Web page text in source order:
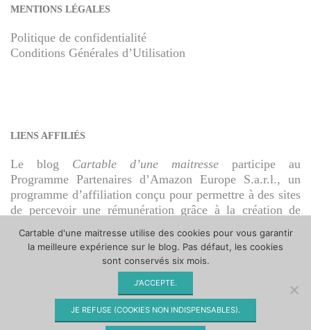
MENTIONS LÉGALES
Politique de confidentialité
Conditions Générales d’Utilisation
LIENS AFFILIÉS
Le blog Cartable d’une maitresse participe au
Programme Partenaires d’Amazon Europe S.a.r.l., un
programme d’affiliation conçu pour permettre à des sites
de percevoir une rémunération grâce à la création de
© Cartable d'une maitresse 2009 - 2026
Cartable d'une maitresse utilise des cookies pour vous garantir
la meilleure expérience sur le blog. Pas défaut, les cookies
sont conservés six mois.
J'ACCEPTE.
JE REFUSE (COOKIES NON INDISPENSABLES).